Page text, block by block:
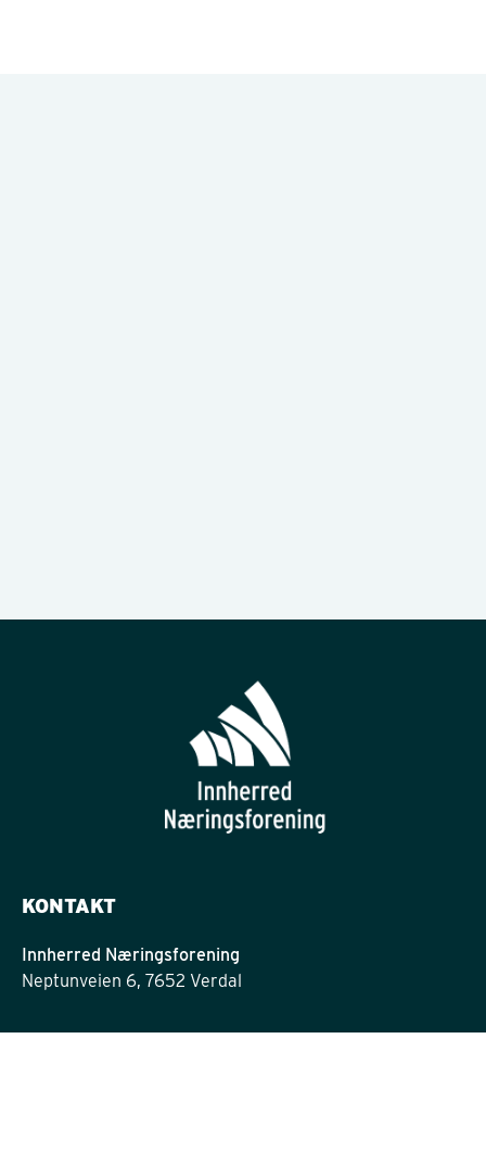
KONTAKT
Innherred Næringsforening
Neptunveien 6, 7652 Verdal